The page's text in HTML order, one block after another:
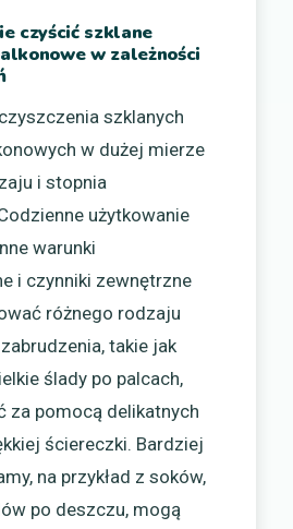
czyścić szklane
w zależności
szklanych
w dużej mierze
i stopnia
użytkowanie
warunki
i czynniki zewnętrzne
różnego rodzaju
takie jak
ślady po palcach,
za pomocą delikatnych
ściereczki. Bardziej
na przykład z soków,
po deszczu, mogą